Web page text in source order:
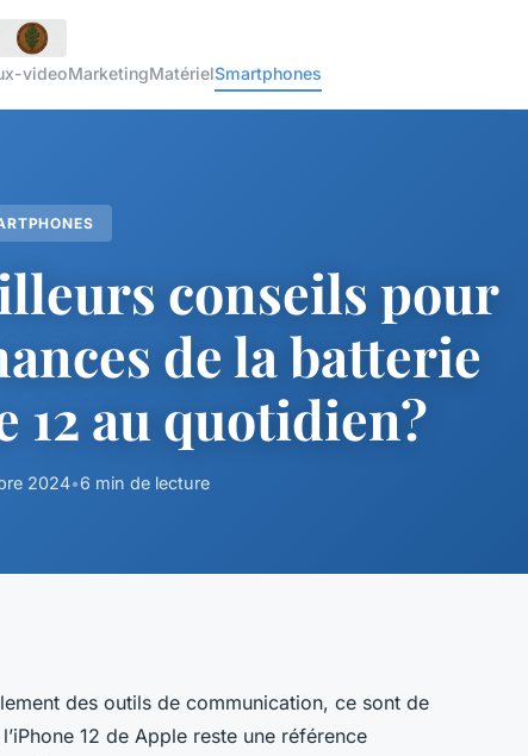
videoMarketingMatérielSmartphones
conseils pour
de la batterie
12 au quotidien?
2024•6 min de lecture
des outils de communication, ce sont de
iPhone 12 de Apple reste une référence